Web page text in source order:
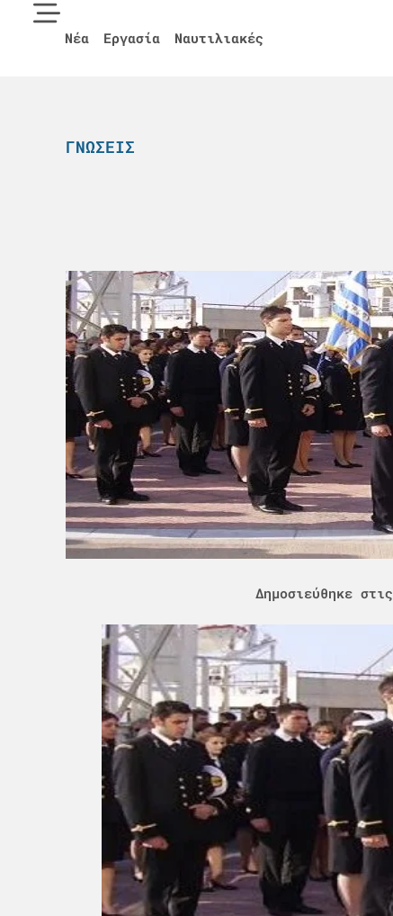
Νέα Εργασία Ναυτιλιακές
ΓΝΏΣΕΙΣ
Δημοσιεύθηκε στις